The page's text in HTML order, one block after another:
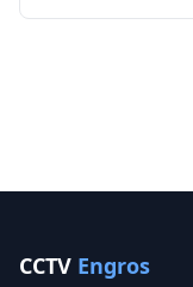
CCTV Engros